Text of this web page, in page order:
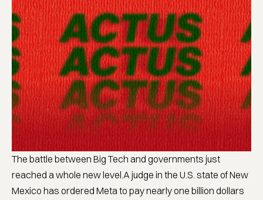
The battle between Big Tech and governments just
reached a whole new level.A judge in the U.S. state of New
Mexico has ordered Meta to pay nearly one billion dollars